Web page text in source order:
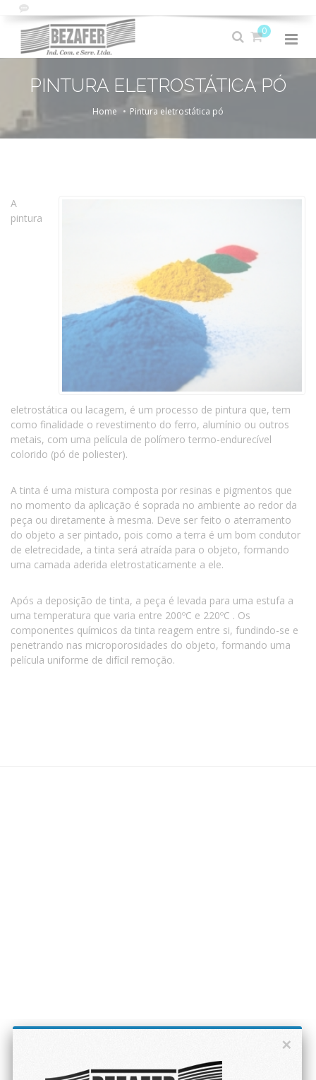
0
PINTURA ELETROSTÁTICA PÓ
Home Pintura eletrostática pó
A
pintura
eletrostática ou lacagem, é um processo de pintura que, tem
como finalidade o revestimento do ferro, alumínio ou outros
metais, com uma película de polímero termo-endurecível
colorido (pó de poliester).
A tinta é uma mistura composta por resinas e pigmentos que
no momento da aplicação é soprada no ambiente ao redor da
peça ou diretamente à mesma. Deve ser feito o aterramento
do objeto a ser pintado, pois como a terra é um bom condutor
de eletrecidade, a tinta será atraída para o objeto, formando
uma camada aderida eletrostaticamente a ele.
Após a deposição de tinta, a peça é levada para uma estufa a
uma temperatura que varia entre 200ºC e 220ºC . Os
componentes químicos da tinta reagem entre si, fundindo-se e
penetrando nas microporosidades do objeto, formando uma
película uniforme de difícil remoção.
×